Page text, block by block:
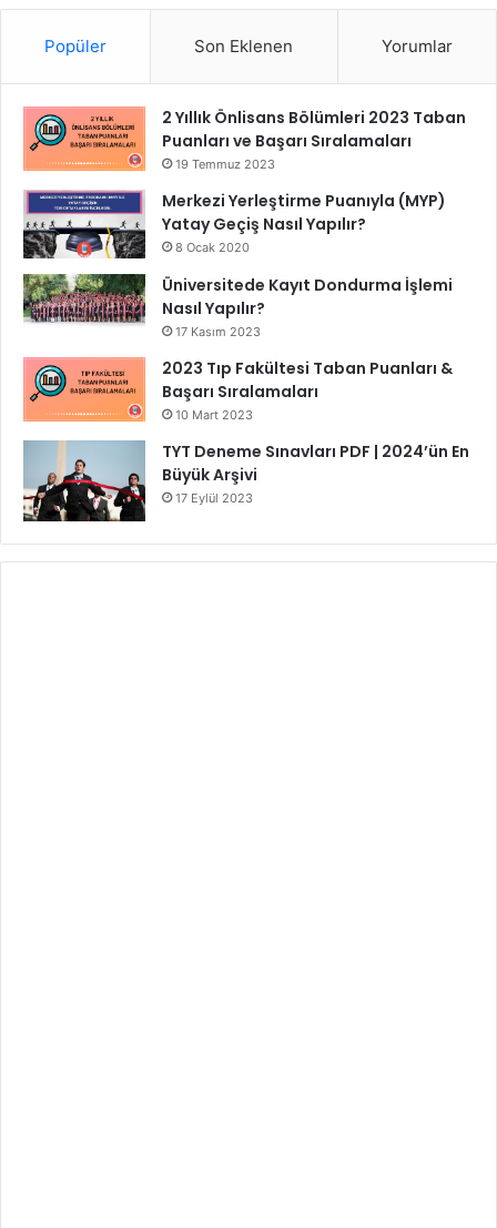
Popüler Son Eklenen Yorumlar
2 Yıllık Önlisans Bölümleri 2023 Taban
Puanları ve Başarı Sıralamaları
19 Temmuz 2023
Merkezi Yerleştirme Puanıyla (MYP)
Yatay Geçiş Nasıl Yapılır?
8 Ocak 2020
Üniversitede Kayıt Dondurma İşlemi
Nasıl Yapılır?
17 Kasım 2023
2023 Tıp Fakültesi Taban Puanları &
Başarı Sıralamaları
10 Mart 2023
TYT Deneme Sınavları PDF | 2024’ün En
Büyük Arşivi
17 Eylül 2023